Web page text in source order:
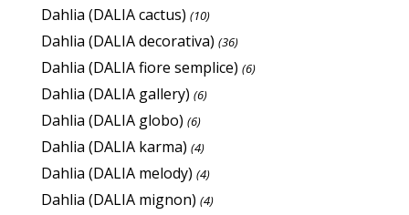
Dahlia (DALIA cactus) (10)
Dahlia (DALIA decorativa) (36)
Dahlia (DALIA fiore semplice) (6)
Dahlia (DALIA gallery) (6)
Dahlia (DALIA globo) (6)
Dahlia (DALIA karma) (4)
Dahlia (DALIA melody) (4)
Dahlia (DALIA mignon) (4)